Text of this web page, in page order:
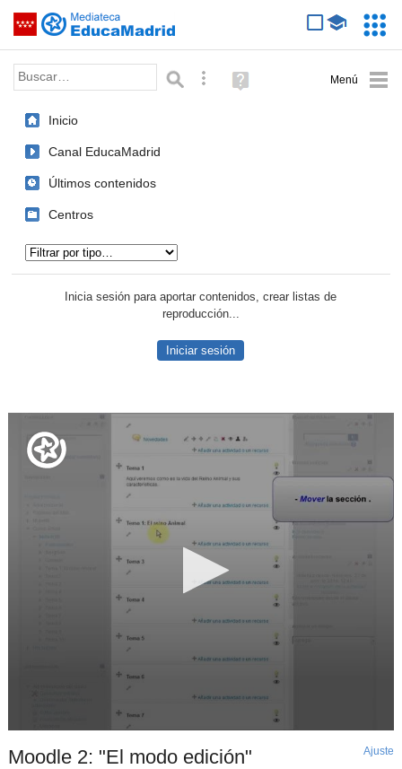
Saltar navegación
Palabra o frase: Búsqueda avanzada
Ayuda
(en
Inicio
Canal EducaMadrid
Últimos contenidos
Centros
Inicia sesión para aportar contenidos, crear listas de
reproducción...
Iniciar sesión
Moodle 2: "El modo edición" Ajuste